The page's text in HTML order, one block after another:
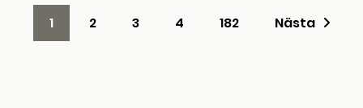
1 2 3 4 182 Nästa